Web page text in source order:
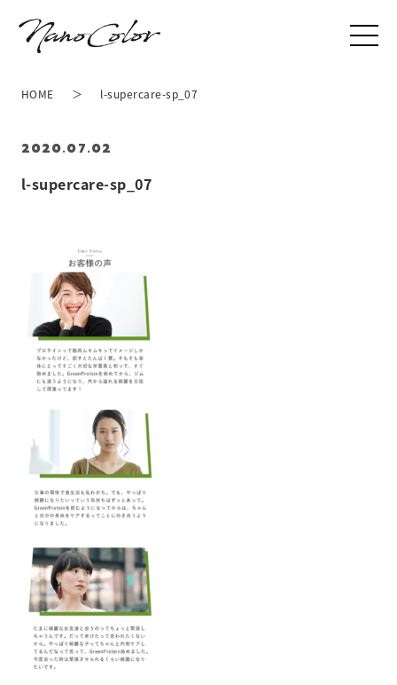
l-supercare-sp_07
2020.07.02
HOME l-supercare-sp_07